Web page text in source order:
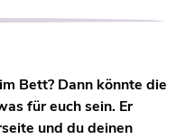
Bett? Dann könnte die
für euch sein. Er
und du deinen